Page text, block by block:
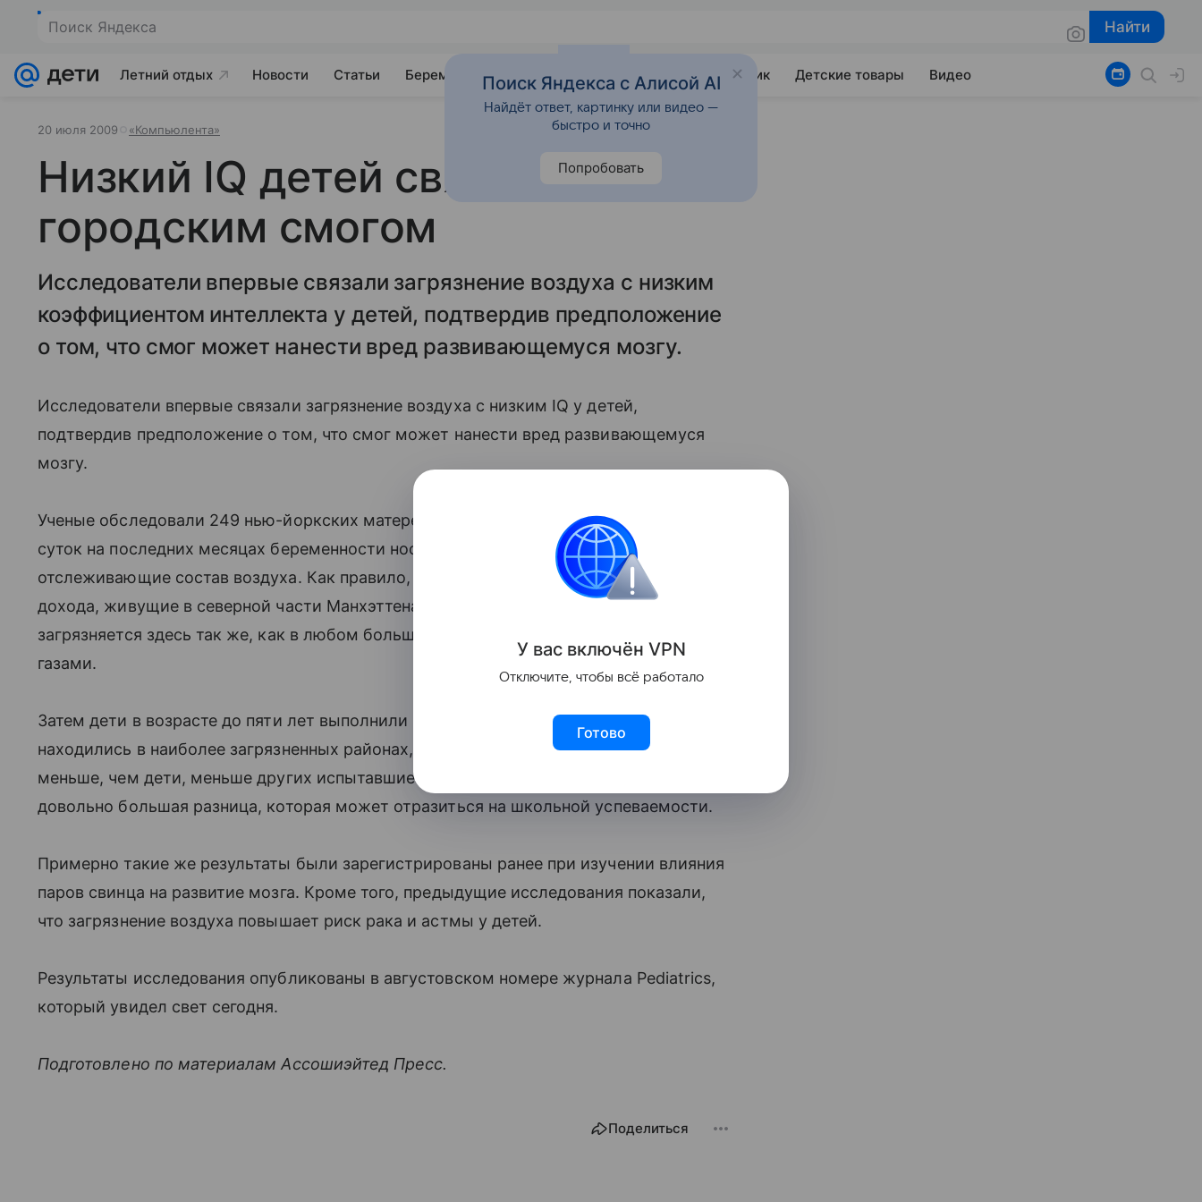
Поиск Яндекса Найти
Найти
Летний отдых Новости Статьи Беременность Развитие Почемучка Учебник Детские товары Видео
20 июля 2009 «Компьюлента»
Низкий IQ детей связан с
городским смогом
Исследователи впервые связали загрязнение воздуха с низким
коэффициентом интеллекта у детей, подтвердив предположение
о том, что смог может нанести вред развивающемуся мозгу.
Исследователи впервые связали загрязнение воздуха с низким IQ у детей,
подтвердив предположение о том, что смог может нанести вред развивающемуся
мозгу.
Ученые обследовали 249 нью-йоркских матерей и детей. Женщины в течение двух
суток на последних месяцах беременности носили с собой устройства,
отслеживающие состав воздуха. Как правило, это были мамы с низким уровнем
дохода, живущие в северной части Манхэттена и в Южном Бронксе. Атмосфера
загрязняется здесь так же, как в любом большом городе, — в основном выхлопными
газами.
Затем дети в возрасте до пяти лет выполнили IQ-тесты. Те, что до рождения
находились в наиболее загрязненных районах, получили в среднем на 4-5 очков
меньше, чем дети, меньше других испытавшие воздействие вредных веществ. Это
довольно большая разница, которая может отразиться на школьной успеваемости.
Примерно такие же результаты были зарегистрированы ранее при изучении влияния
паров свинца на развитие мозга. Кроме того, предыдущие исследования показали,
что загрязнение воздуха повышает риск рака и астмы у детей.
Результаты исследования опубликованы в августовском номере журнала Pediatrics,
который увидел свет сегодня.
Подготовлено по материалам Ассошиэйтед Пресс.
Поделиться
У вас включён VPN
Отключите, чтобы всё работало
Готово
Поиск Яндекса с Алисой AI
Найдёт ответ, картинку или видео —
быстро и точно
Попробовать